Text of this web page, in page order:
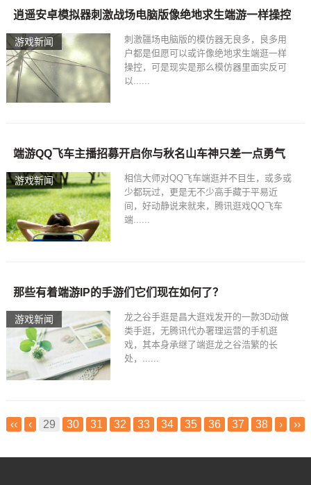
游戏新闻
逍遥安卓模拟器刺激战场电脑版像绝地求生端游一样操控
刺激疆场电脑版的模仿器无良多，良多用
户都是但愿可以或许像绝地求生端逛一样
操控，可是现实是那么模仿器里面实反可
以......
游戏新闻
端游QQ飞车主播招募开启你与秋名山车神只差一点勇气
相信大师对QQ飞车端逛并不目生，或多或
少都玩过，更是无不少高手藏于平易近
间，好动静说来就来，腾讯逛戏QQ飞车
端......
游戏新闻
那些有着端游IP的手游们它们现在如何了？
龙之谷手逛是昌大逛戏发开的一款3D动做
类手逛，无腾讯代办署理运营的手机逛
戏，其本身承继了端逛龙之谷浩繁的长
处，......
‹‹ ‹ 29 30 31 32 33 34 35 36 37 38 › ››